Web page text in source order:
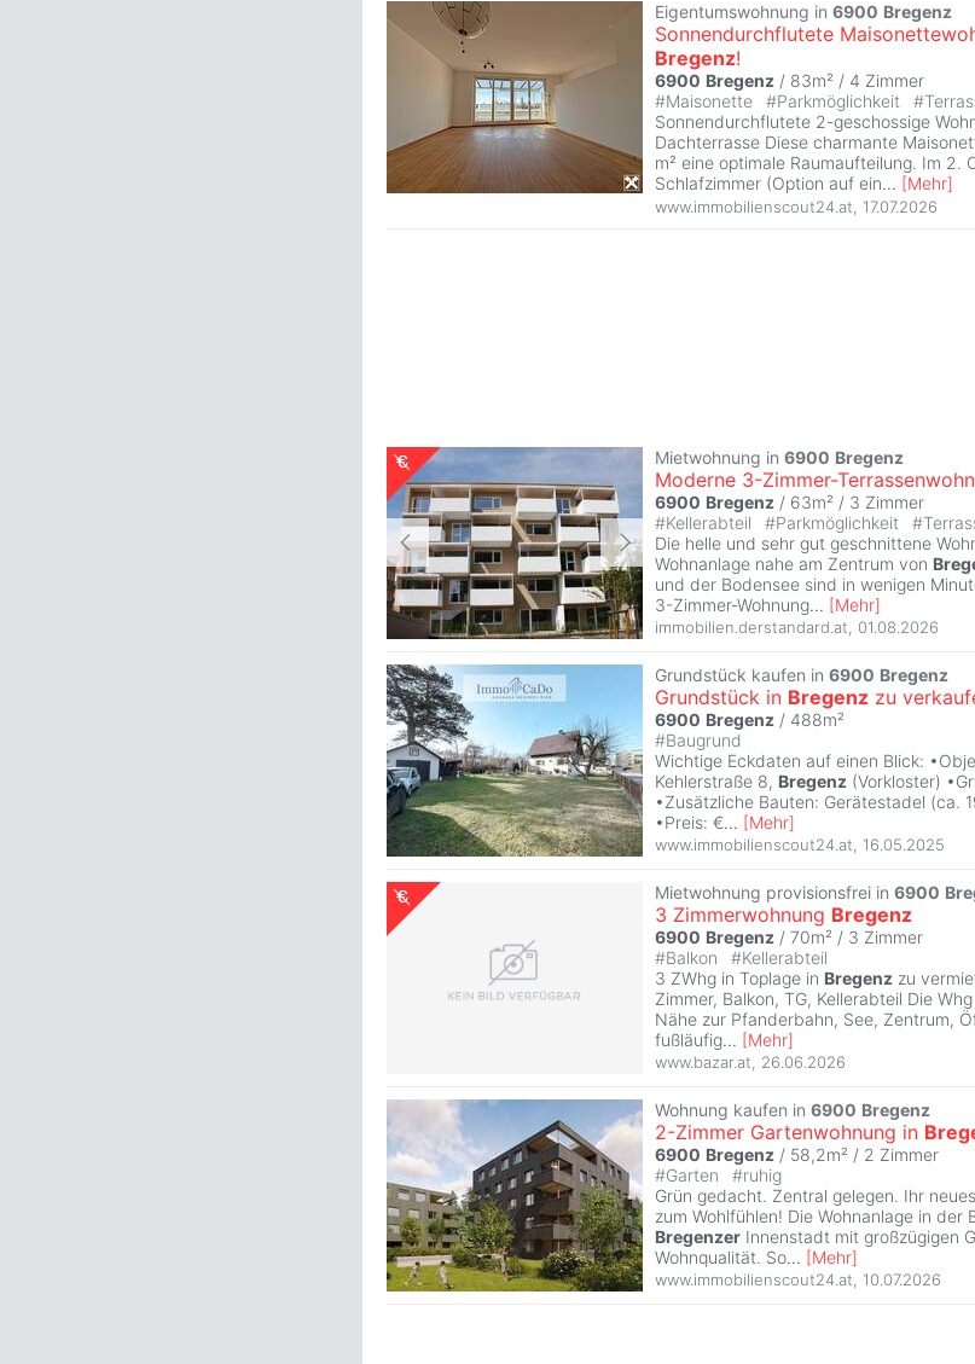
Eigentumswohnung in 6900 Bregenz
Sonnendurchflutete
Bregenz!
6900 Bregenz / 83m² / 4 Zimmer
#Maisonette #Parkmöglichkeit #
Sonnendurchflutete 2-geschossige
Dachterrasse Diese charmante
m² eine optimale Raumaufteilung. Im 2.
Schlafzimmer (Option auf ein... [Mehr]
www.immobilienscout24.at 17.07.2026
Mietwohnung in 6900 Bregenz
Moderne 3-Zimmer-
6900 Bregenz / 63m² / 3 Zimmer
#Kellerabteil #Parkmöglichkeit #
Die helle und sehr gut geschnittene
Wohnanlage nahe am Zentrum von
und der Bodensee sind in wenigen
3-Zimmer-Wohnung... [Mehr]
immobilien.derstandard.at, 01.08.2026
Grundstück kaufen in 6900 Bregenz
Grundstück in Bregenz zu
6900 Bregenz / 488m²
#Baugrund
Wichtige Eckdaten auf einen Blick:
Kehlerstraße 8, Bregenz (Vorkloster)
•Zusätzliche Bauten: Gerätestadel (ca.
•Preis: €... [Mehr]
www.immobilienscout24.at, 16.05.2025
Mietwohnung provisionsfrei in 6900
3 Zimmerwohnung Bregenz
6900 Bregenz / 70m² / 3 Zimmer
#Balkon #Kellerabteil
3 ZWhg in Toplage in Bregenz zu
Zimmer, Balkon, TG, Kellerabteil Die
Nähe zur Pfanderbahn, See, Zentrum,
fußläufig... [Mehr]
www.bazar.at, 26.06.2026
Wohnung kaufen in 6900 Bregenz
2-Zimmer Gartenwohnung in
6900 Bregenz / 58,2m² / 2 Zimmer
#Garten #ruhig
Grün gedacht. Zentral gelegen. Ihr
zum Wohlfühlen! Die Wohnanlage in
Bregenzer Innenstadt mit großzügigen
Wohnqualität. So... [Mehr]
www.immobilienscout24.at, 10.07.2026